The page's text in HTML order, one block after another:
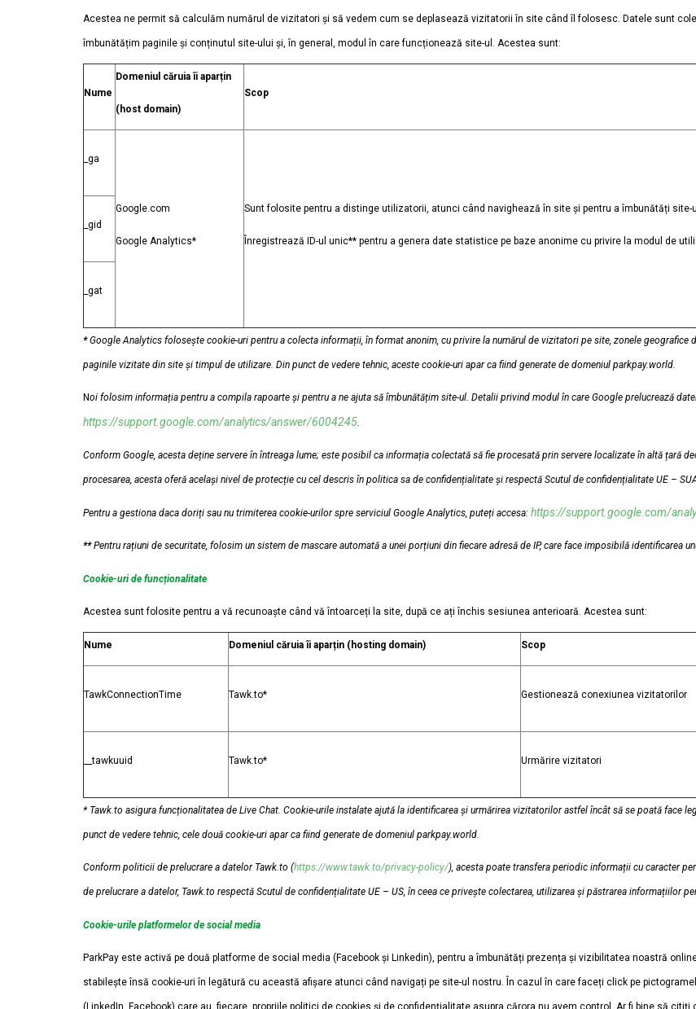
Acestea ne permit să calculăm numărul de vizitatori și să vedem cum se deplasează vizitatorii în site când îl folosesc. Datele sunt
îmbunătățim paginile și conținutul site-ului și, în general, modul în care funcționează site-ul. Acestea sunt:
Nume
Domeniul căruia îi aparțin
(host domain)
Scop
_ga
Google.com
Google Analytics*
Sunt folosite pentru a distinge utilizatorii, atunci când navighează în site și pentru a îmbunătăți site-
Înregistrează ID-ul unic** pentru a genera date statistice pe baze anonime cu privire la modul de
_gid
_gat
*Google Analytics folosește cookie-uri pentru a colecta informații, în format anonim, cu privire la numărul de vizitatori pe site, zonele geografice
paginile vizitate din site și timpul de utilizare. Din punct de vedere tehnic, aceste cookie-uri apar ca fiind generate de domeniul parkpay.world.
Noi folosim informația pentru a compila rapoarte și pentru a ne ajuta să îmbunătățim site-ul. Detalii privind modul în care Google prelucrează
https://support.google.com/analytics/answer/6004245
Conform Google, acesta deține servere în întreaga lume; este posibil ca informația colectată să fie procesată prin servere localizate în altă țară
procesarea, acesta oferă același nivel de protecție cu cel descris în politica sa de confidențialitate și respectă Scutul de confidențialitate UE –
Pentru a gestiona daca doriți sau nu trimiterea cookie-urilor spre serviciul Google Analytics, puteți accesa: https://support.google.com/
**Pentru rațiuni de securitate, folosim un sistem de mascare automată a unei porțiuni din fiecare adresă de IP, care face imposibilă identificarea
Cookie-uri de funcționalitate
Acestea sunt folosite pentru a vă recunoaște când vă întoarceți la site, după ce ați închis sesiunea anterioară. Acestea sunt:
Nume Domeniul căruia îi aparțin (hosting domain) Scop
TawkConnectionTime Tawk.to* Gestionează conexiunea vizitatorilor
__tawkuuid Tawk.to* Urmărire vizitatori
* Tawk.to asigura funcționalitatea de Live Chat. Cookie-urile instalate ajută la identificarea și urmărirea vizitatorilor astfel încât să se poată face
punct de vedere tehnic, cele două cookie-uri apar ca fiind generate de domeniul parkpay.world.
Conform politicii de prelucrare a datelor Tawk.to (https://www.tawk.to/privacy-policy/), acesta poate transfera periodic informații cu caracter
de prelucrare a datelor, Tawk.to respectă Scutul de confidențialitate UE – US, în ceea ce privește colectarea, utilizarea și păstrarea informațiilor
Cookie-urile platformelor de social media
ParkPay este activă pe două platforme de social media (Facebook și Linkedin), pentru a îmbunătăți prezența și vizibilitatea noastră
stabilește însă cookie-uri în legătură cu această afișare atunci când navigați pe site-ul nostru. În cazul în care faceți click pe
(LinkedIn, Facebook) care au, fiecare, propriile politici de cookies și de confidențialitate asupra cărora nu avem control. Ar fi bine să